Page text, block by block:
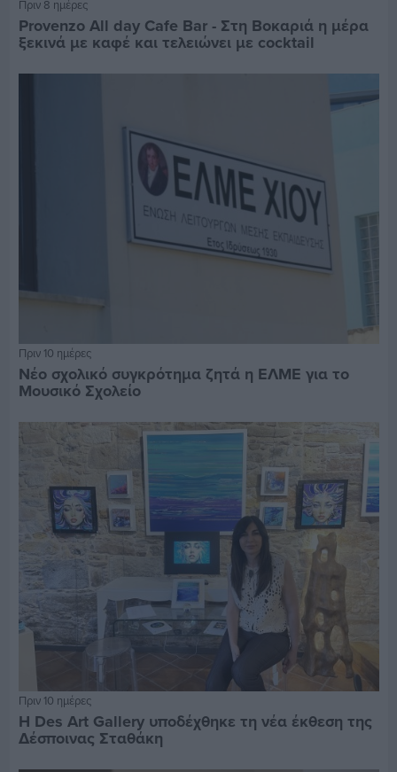
Πριν 8 ημέρες
Provenzo All day Cafe Bar - Στη Βοκαριά η μέρα
ξεκινά με καφέ και τελειώνει με cocktail
Πριν 10 ημέρες
Νέο σχολικό συγκρότημα ζητά η ΕΛΜΕ για το
Μουσικό Σχολείο
Πριν 10 ημέρες
Η Des Art Gallery υποδέχθηκε τη νέα έκθεση της
Δέσποινας Σταθάκη